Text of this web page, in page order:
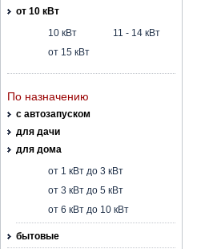
от 10 кВт
10 кВт
11 - 14 кВт
от 15 кВт
По назначению
с автозапуском
для дачи
для дома
от 1 кВт до 3 кВт
от 3 кВт до 5 кВт
от 6 кВт до 10 кВт
бытовые